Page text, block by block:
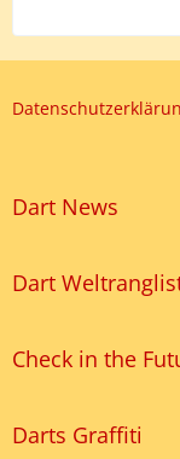
Dart News
Dart
Check in the
Darts Graffiti